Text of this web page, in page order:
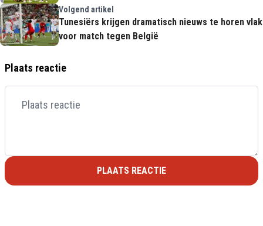
Volgend artikel
Tunesiërs krijgen dramatisch nieuws te horen vlak
voor match tegen België
Plaats reactie
PLAATS REACTIE